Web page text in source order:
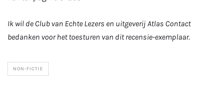
Ik wil de Club van Echte Lezers en uitgeverij Atlas Contact
bedanken voor het toesturen van dit recensie-exemplaar.
NON-FICTIE